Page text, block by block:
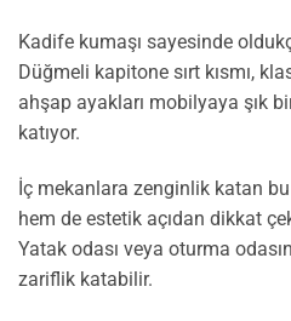
Kadife kumaşı sayesinde
Düğmeli kapitone sırt kısmı,
ahşap ayakları mobilyaya şık
katıyor.
İç mekanlara zenginlik katan
hem de estetik açıdan dikkat
Yatak odası veya oturma
zariflik katabilir.